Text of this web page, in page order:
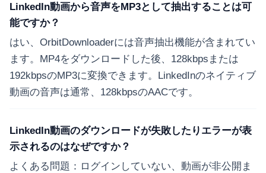
LinkedIn動画から音声をMP3として抽出することは可
能ですか？
はい、OrbitDownloaderには音声抽出機能が含まれてい
ます。MP4をダウンロードした後、128kbpsまたは
192kbpsのMP3に変換できます。LinkedInのネイティブ
動画の音声は通常、128kbpsのAACです。
LinkedIn動画のダウンロードが失敗したりエラーが表
示されるのはなぜですか？
よくある問題：ログインしていない、動画が非公開ま